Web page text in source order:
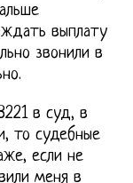
выплату
звонили в
в суд, в
то судебные
если не
меня в